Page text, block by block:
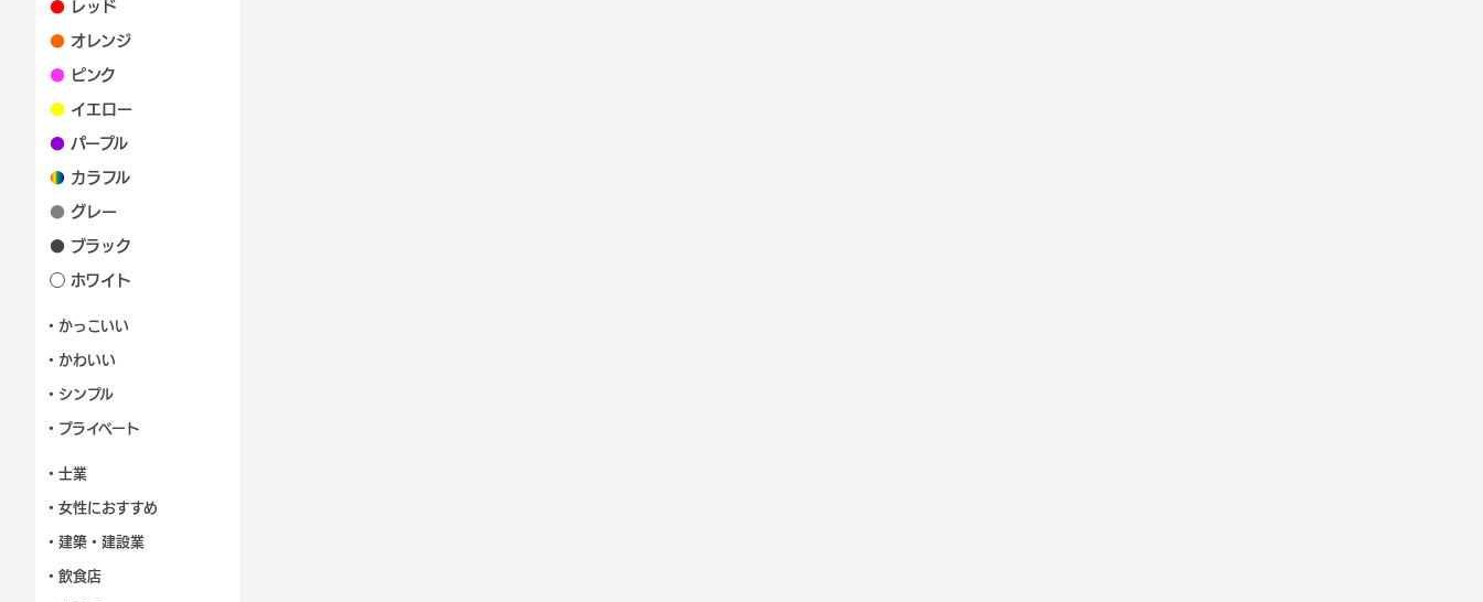
● レッド
● オレンジ
● ピンク
● イエロー
● パープル
● カラフル
● グレー
● ブラック
◯ ホワイト
・かっこいい
・かわいい
・シンプル
・プライベート
・士業
・女性におすすめ
・建築・建設業
・飲食店